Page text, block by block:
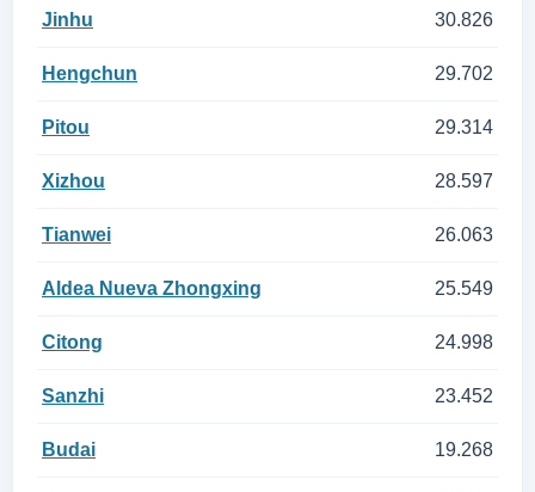
Jinhu 30.826
Hengchun 29.702
Pitou 29.314
Xizhou 28.597
Tianwei 26.063
Aldea Nueva Zhongxing 25.549
Citong 24.998
Sanzhi 23.452
Budai 19.268